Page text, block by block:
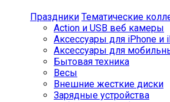
Праздники Тематические
Action и USB веб камеры
Аксессуары для iPhone и
Аксессуары для
Бытовая техника
Весы
Внешние жесткие диски
Зарядные устройства